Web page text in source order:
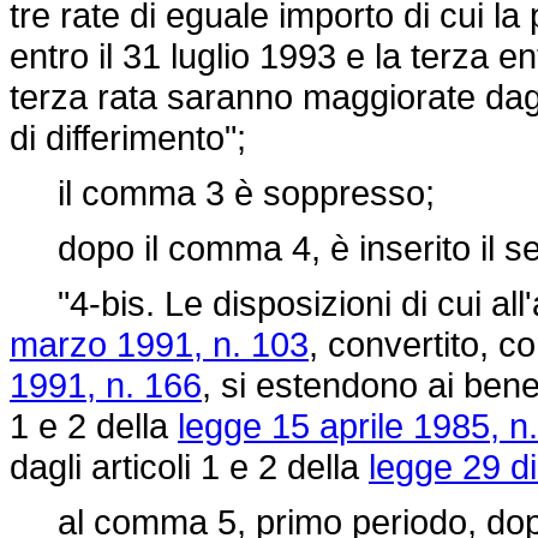
tre rate di eguale importo di cui
entro il 31 luglio 1993 e la terza
terza rata saranno maggiorate
di differimento";
il comma 3 è soppresso;
dopo il comma 4, è inserito il
"4-bis. Le disposizioni di cui
marzo 1991, n. 103, convertito,
1991, n. 166, si estendono ai
1 e 2 della legge 15 aprile 1985,
dagli articoli 1 e 2 della legge 29
al comma 5, primo periodo,